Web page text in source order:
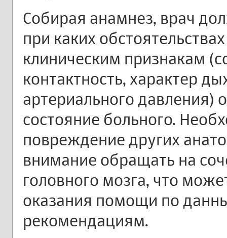
Собирая анамнез, врач
при каких
клиническим признакам
контактность, характер
артериального давления)
состояние больного.
повреждение других
внимание обращать на
головного мозга, что
оказания помощи по
рекомендациям.